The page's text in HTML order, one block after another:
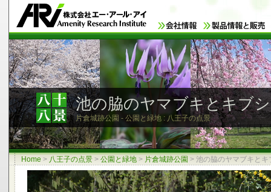
池の脇のヤマブキとキブシ
片倉城跡公園 - 公園と緑地 : 八王子の点景
Home > 八王子の点景 > 公園と緑地 > 片倉城跡公園 > 池の脇のヤマブキとキ